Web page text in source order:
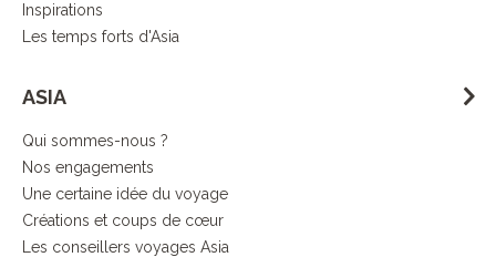
Inspirations
Les temps forts d'Asia
ASIA
Qui sommes-nous ?
Nos engagements
Une certaine idée du voyage
Créations et coups de cœur
Les conseillers voyages Asia